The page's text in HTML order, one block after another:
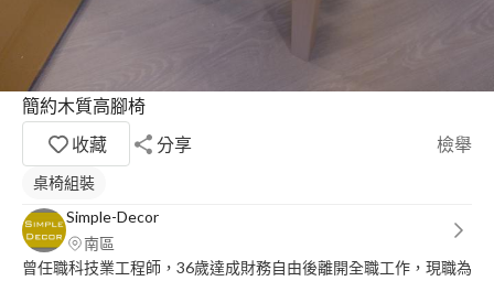
簡約木質高腳椅
收藏
分享 檢舉
桌椅組裝
Simple-Decor
南區
曾任職科技業工程師，36歲達成財務自由後離開全職工作，現職為